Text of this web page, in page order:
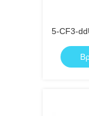
5-CF3-